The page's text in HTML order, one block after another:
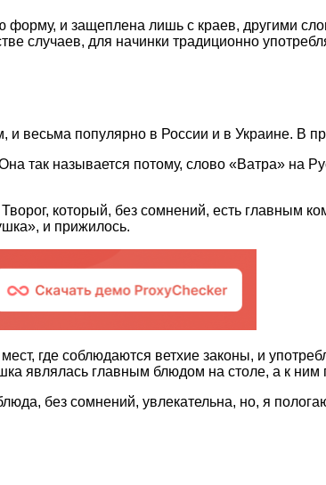
форму, и защеплена лишь с краев, другими
случаев, для начинки традиционно
и весьма популярно в России и в Украине. В
так называется потому, слово «Ватра» на
который, без сомнений, есть главным
и прижилось.
где соблюдаются ветхие законы, и
являлась главным блюдом на столе, а к ним
без сомнений, увлекательна, но, я